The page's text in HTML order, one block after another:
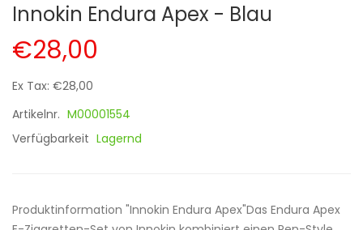
Innokin Endura Apex - Blau
€28,00
Ex Tax: €28,00
Artikelnr. M00001554
Verfügbarkeit Lagernd
Produktinformation "Innokin Endura Apex"Das Endura Apex